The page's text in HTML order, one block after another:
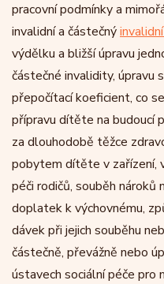
pracovní podmínky a
invalidní a částečný
výdělku a bližší úpravu
částečné invalidity, úpravu
přepočítací koeficient, co
přípravu dítěte na budoucí
za dlouhodobě těžce
pobytem dítěte v zařízení,
péči rodičů, souběh nároků
doplatek k výchovnému,
dávek při jejich souběhu
částečně, převážně nebo
ústavech sociální péče pro